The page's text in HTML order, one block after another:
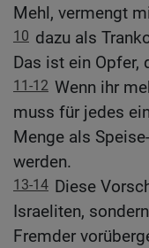
Mehl, vermengt
10 dazu als
Das ist ein Opfer,
11-12 Wenn ihr
muss für jedes
Menge als
werden.
13-14 Diese
Israeliten,
Fremder